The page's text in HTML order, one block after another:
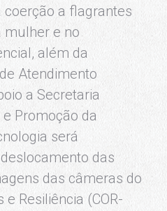
coerção a flagrantes
mulher e no
além da
Atendimento
a Secretaria
Promoção da
será
das
das câmeras do
Resiliência (COR-